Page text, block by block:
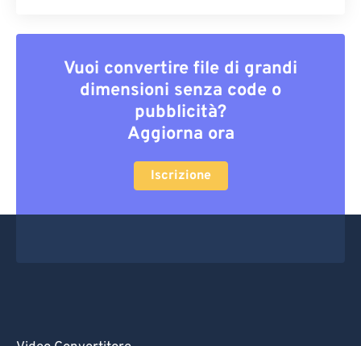
Vuoi convertire file di grandi
dimensioni senza code o
pubblicità?
Aggiorna ora
Iscrizione